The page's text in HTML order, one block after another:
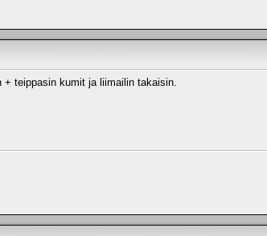
teippasin kumit ja liimailin takaisin.